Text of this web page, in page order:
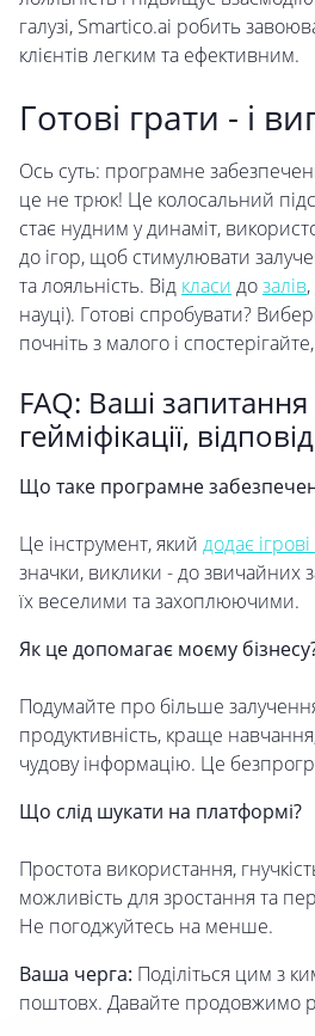
галузі, Smartico.ai робить
клієнтів легким та ефективним.
Готові грати - і
Ось суть: програмне
це не трюк! Це колосальний
стає нудним у динаміт,
до ігор, щоб стимулювати
та лояльність. Від класи дозалів
науці). Готові спробувати?
почніть з малого і
FAQ: Ваші
гейміфікації,
Що таке програмне
Це інструмент, який додає ігрові
значки, виклики - до звичайних
їх веселими та захоплюючими.
Як це допомагає моєму
Подумайте про більше
продуктивність, краще
чудову інформацію. Це
Що слід шукати на платформі?
Простота використання,
можливість для зростання та
Не погоджуйтесь на менше.
Ваша черга: Поділіться цим з
поштовх. Давайте продовжимо